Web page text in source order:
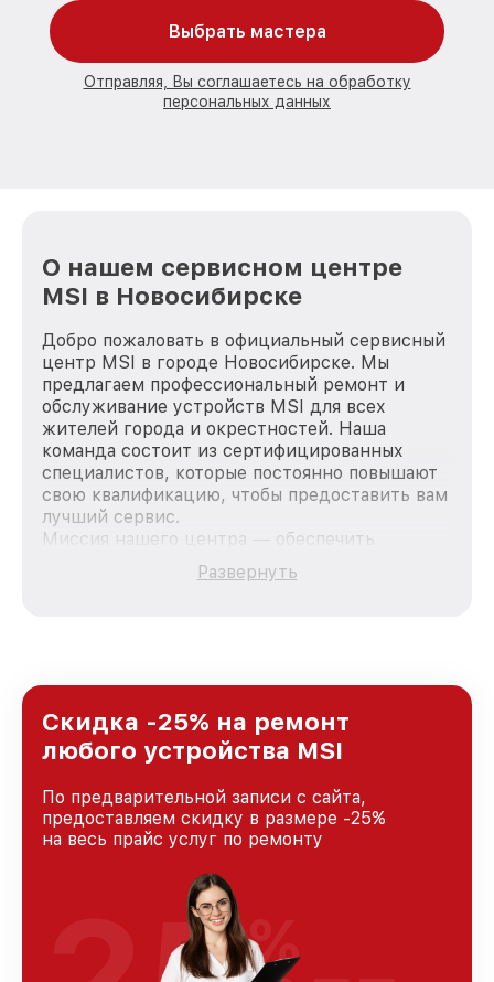
Выбрать мастера
Отправляя, Вы соглашаетесь на обработку
персональных данных
О нашем сервисном центре
MSI в Новосибирске
Добро пожаловать в официальный сервисный
центр MSI в городе Новосибирске. Мы
предлагаем профессиональный ремонт и
обслуживание устройств MSI для всех
жителей города и окрестностей. Наша
команда состоит из сертифицированных
специалистов, которые постоянно повышают
свою квалификацию, чтобы предоставить вам
лучший сервис.
Миссия нашего центра — обеспечить
качественный и доступный ремонт для
каждого пользователя продукции MSI, вне
Новосибирске, постоянно повышая уровень
доверия и лояльности наших клиентов.
Развернуть
Скидка -25% на ремонт
любого устройства MSI
По предварительной записи с сайта,
предоставляем скидку в размере -25%
на весь прайс услуг по ремонту
%